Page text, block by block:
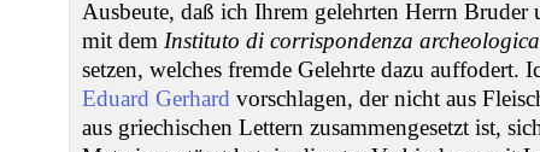
Ausbeute, daß ich Ihrem gelehrten Herrn Bruder
mit dem Instituto di corrispondenza archeologica
setzen, welches fremde Gelehrte dazu auffodert.
Eduard Gerhard vorschlagen, der nicht aus
aus griechischen Lettern zusammengesetzt ist,